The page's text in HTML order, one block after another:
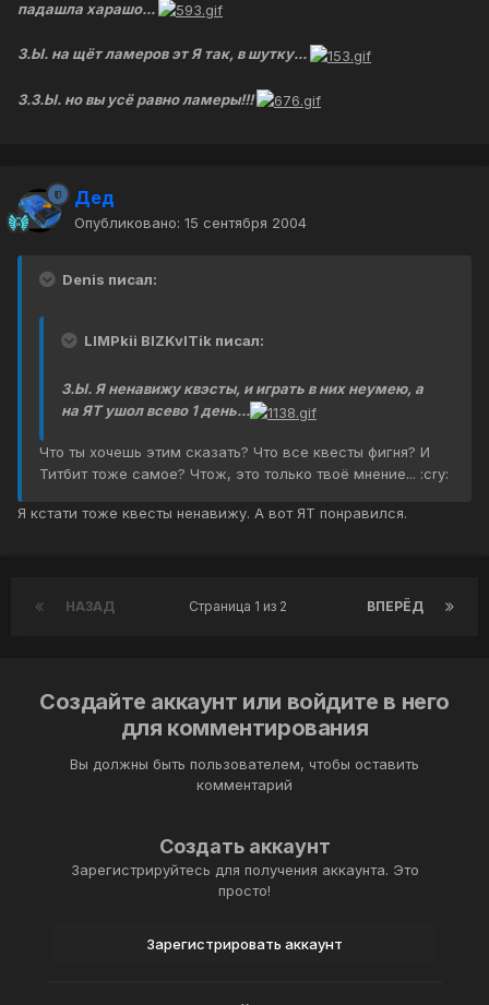
падашла харашо...
З.Ы. на щёт ламеров эт Я так, в шутку...
З.З.Ы. но вы усё равно ламеры!!!
Дед
Опубликовано: 15 сентября 2004
Denis писал:
LIMPkii BIZKvITik писал:
З.Ы. Я ненавижу квэсты, и играть в них неумею, а
на ЯТ ушол всево 1 день...
Что ты хочешь этим сказать? Что все квесты фигня? И
Титбит тоже самое? Чтож, это только твоё мнение... :cry:
Я кстати тоже квесты ненавижу. А вот ЯТ понравился.
НАЗАД ВПЕРЁД
Страница 1 из 2
Создайте аккаунт или войдите в него
для комментирования
Вы должны быть пользователем, чтобы оставить
комментарий
Создать аккаунт
Зарегистрируйтесь для получения аккаунта. Это
просто!
Зарегистрировать аккаунт